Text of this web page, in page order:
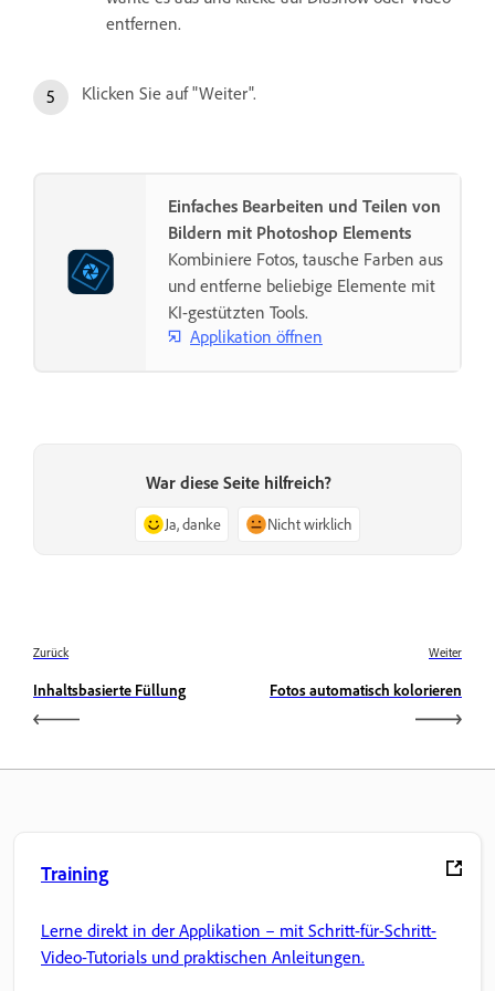
entfernen.
Klicken Sie auf "Weiter".
Einfaches Bearbeiten und Teilen von
Bildern mit Photoshop Elements
Kombiniere Fotos, tausche Farben aus
und entferne beliebige Elemente mit
KI-gestützten Tools.
Applikation öffnen
War diese Seite hilfreich?
Ja, danke Nicht wirklich
Zurück
Inhaltsbasierte Füllung
Weiter
Fotos automatisch kolorieren
Training
Lerne direkt in der Applikation – mit Schritt-für-Schritt-
Video-Tutorials und praktischen Anleitungen.